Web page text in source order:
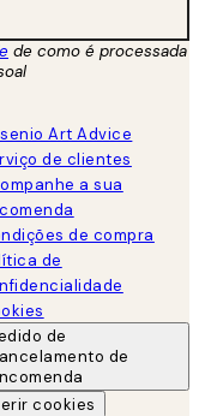
de como é processada
Art Advice
de clientes
a sua
de compra
de
de
de
cookies